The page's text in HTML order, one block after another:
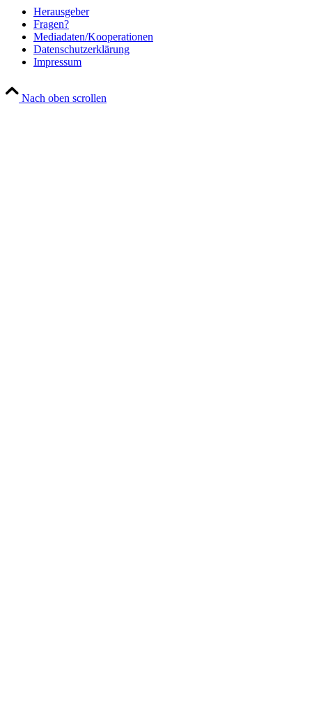
Her­aus­ge­ber
Fra­gen?
Mediadaten/Kooperationen
Daten­schutz­er­klä­rung
Impres­sum
Nach oben scrollen